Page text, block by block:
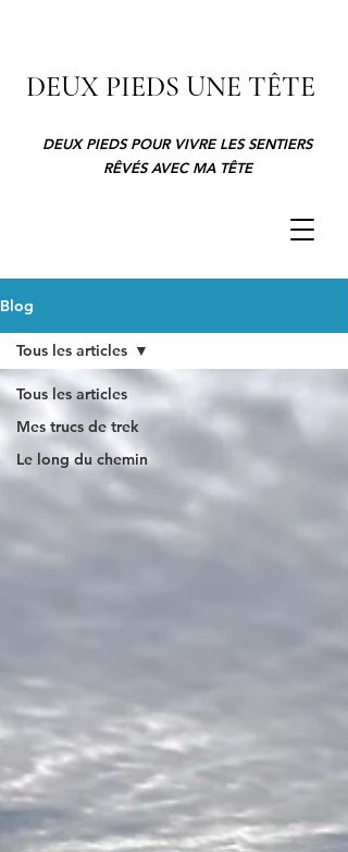
DEUX PIEDS UNE TÊTE
DEUX PIEDS POUR VIVRE LES SENTIERS
RÊVÉS AVEC MA TÊTE
Blog
Tous les articles
Mes trucs de trek
Le long du chemin
Tous les articles